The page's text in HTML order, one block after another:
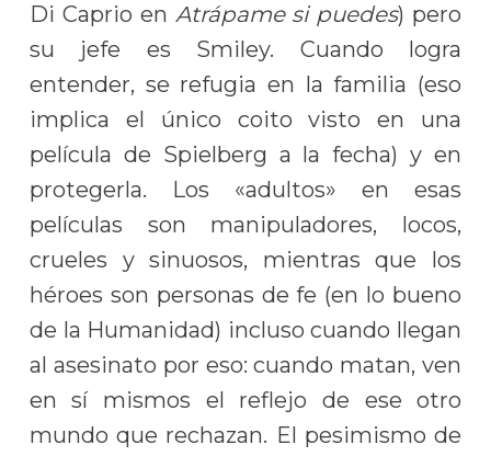
Di Caprio en Atrápame si puedes) pero
su jefe es Smiley. Cuando logra
entender, se refugia en la familia (eso
implica el único coito visto en una
película de Spielberg a la fecha) y en
protegerla. Los «adultos» en esas
películas son manipuladores, locos,
crueles y sinuosos, mientras que los
héroes son personas de fe (en lo bueno
de la Humanidad) incluso cuando llegan
al asesinato por eso: cuando matan, ven
en sí mismos el reflejo de ese otro
mundo que rechazan. El pesimismo de